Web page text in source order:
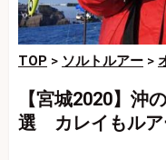
TOP > ソルトルアー >
【宮城2020】沖
選 カレイもルア